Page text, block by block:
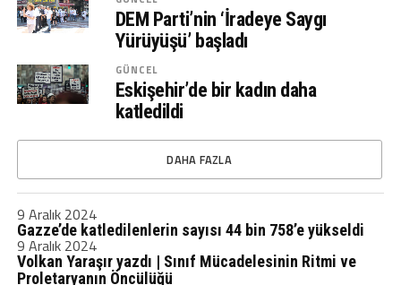
DEM Parti’nin ‘İradeye Saygı
Yürüyüşü’ başladı
GÜNCEL
Eskişehir’de bir kadın daha
katledildi
DAHA FAZLA
9 Aralık 2024
Gazze’de katledilenlerin sayısı 44 bin 758’e yükseldi
9 Aralık 2024
Volkan Yaraşır yazdı | Sınıf Mücadelesinin Ritmi ve
Proletaryanın Öncülüğü